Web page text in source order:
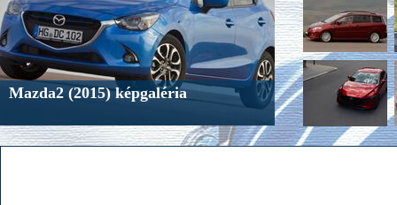
Mazda2 (2015) képgaléria